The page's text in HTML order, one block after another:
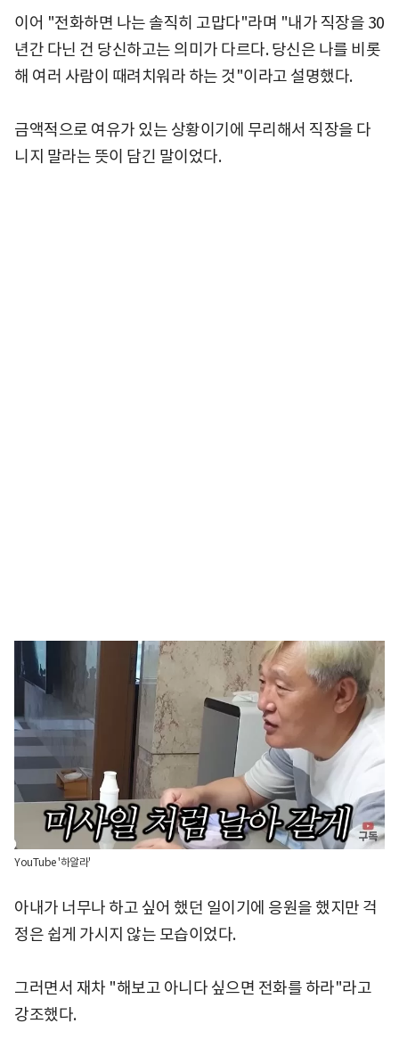
이어 "전화하면 나는 솔직히 고맙다"라며 "내가 직장을 30
년간 다닌 건 당신하고는 의미가 다르다. 당신은 나를 비롯
해 여러 사람이 때려치워라 하는 것"이라고 설명했다.
금액적으로 여유가 있는 상황이기에 무리해서 직장을 다
니지 말라는 뜻이 담긴 말이었다.
YouTube '하알라'
아내가 너무나 하고 싶어 했던 일이기에 응원을 했지만 걱
정은 쉽게 가시지 않는 모습이었다.
그러면서 재차 "해보고 아니다 싶으면 전화를 하라"라고
강조했다.